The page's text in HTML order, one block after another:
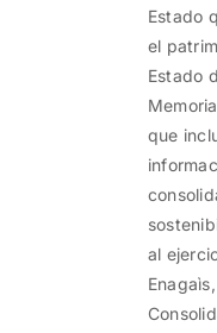
Estado
el
Estado
que
al